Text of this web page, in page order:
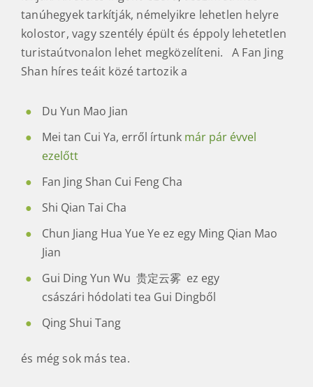
tanúhegyek tarkítják, némelyikre lehetlen helyre
kolostor, vagy szentély épült és éppoly lehetetlen
turistaútvonalon lehet megközelíteni. A Fan Jing
Shan híres teáit közé tartozik a
Du Yun Mao Jian
Mei tan Cui Ya, erről írtunk már pár évvel
ezelőtt
Fan Jing Shan Cui Feng Cha
Shi Qian Tai Cha
Chun Jiang Hua Yue Ye ez egy Ming Qian Mao
Jian
Gui Ding Yun Wu 贵定云雾 ez egy
császári hódolati tea Gui Dingből
Qing Shui Tang
és még sok más tea.